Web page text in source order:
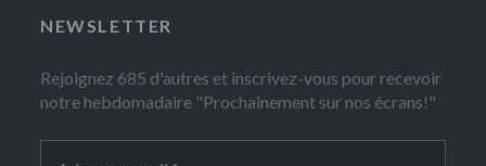
NEWSLETTER
Rejoignez 685 d'autres et inscrivez-vous pour recevoir
notre hebdomadaire "Prochainement sur nos écrans!"